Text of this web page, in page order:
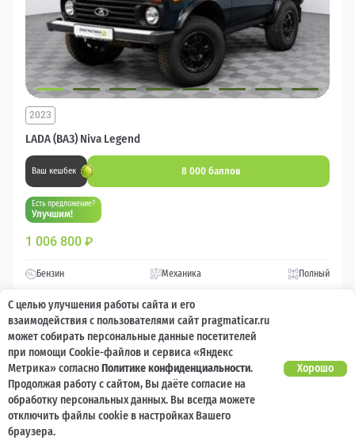
LADA (ВАЗ) Niva Legend
2023
Ваш кешбек 8 000 баллов
Есть предложение?
Улучшим!
1 006 800 ₽
Бензин Механика Полный
Сравнить
Подробнее
Перезвоним за минуту
С целью улучшения работы сайта и его
взаимодействия с пользователями сайт pragmaticar.ru
может собирать персональные данные посетителей
при помощи Cookie-файлов и сервиса «Яндекс
Метрика» согласноПолитике конфиденциальности.
Продолжая работу с сайтом, Вы даёте согласие на
обработку персональных данных. Вы всегда можете
отключить файлы cookie в настройках Вашего
браузера.
Хорошо